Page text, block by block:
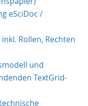
eSciDoc /
Rollen, Rechten
und
TextGrid-